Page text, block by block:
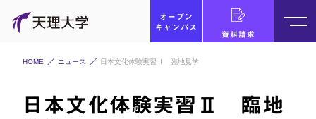
オープン
キャンパス
資料請求
HOME ニュース 日本文化体験実習Ⅱ 臨地見学
日本文化体験実習Ⅱ 臨地